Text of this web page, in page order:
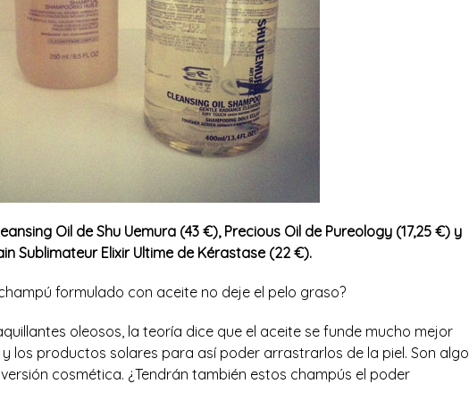
Oil de Shu Uemura (43 €), Precious Oil de Pureology (17,25 €) y
Sublimateur Elixir Ultime de Kérastase (22 €).
formulado con aceite no deje el pelo graso?
oleosos, la teoría dice que el aceite se funde mucho mejor
los productos solares para así poder arrastrarlos de la piel. Son algo
cosmética. ¿Tendrán también estos champús el poder